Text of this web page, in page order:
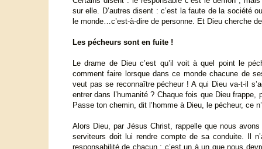
sur elle. D’autres disent : c’est la faute de la société
le monde…c’est-à-dire de personne. Et Dieu cherche
Les pécheurs sont en fuite !
Le drame de Dieu c’est qu’il voit à quel point le
comment faire lorsque dans ce monde chacune de
veut pas se reconnaître pécheur ! A qui Dieu va-t-il
entrer dans l’humanité ? Chaque fois que Dieu frappe,
Passe ton chemin, dit l’homme à Dieu, le pécheur, ce
Alors Dieu, par Jésus Christ, rappelle que nous
serviteurs doit lui rendre compte de sa conduite. Il
responsabilité de chacun : c’est un à un que nous